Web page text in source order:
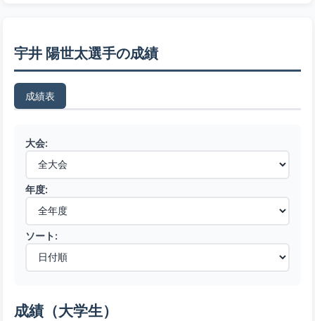
宇井 陽世太選手の成績
成績表
大会:
年度:
ソート:
成績（大学生）